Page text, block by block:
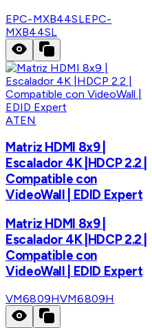
EPC-MXB44SLEPC-
MXB44SL
ATEN
Matriz HDMI 8x9 |
Escalador 4K |HDCP 2.2 |
Compatible con
VideoWall | EDID Expert
Matriz HDMI 8x9 |
Escalador 4K |HDCP 2.2 |
Compatible con
VideoWall | EDID Expert
VM6809HVM6809H